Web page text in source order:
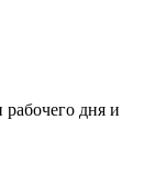
дня и